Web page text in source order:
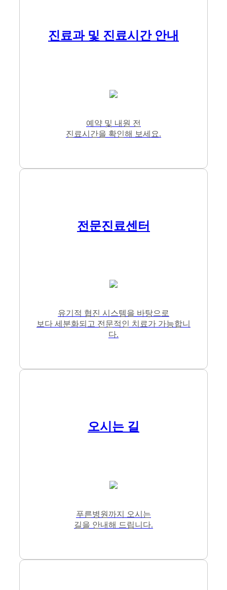
진료과 및 진료시간 안내
예약 및 내원 전
진료시간을 확인해 보세요.
전문진료센터
유기적 협진 시스템을 바탕으로
보다 세분화되고 전문적인 치료가 가능합니
다.
오시는 길
푸른병원까지 오시는
길을 안내해 드립니다.